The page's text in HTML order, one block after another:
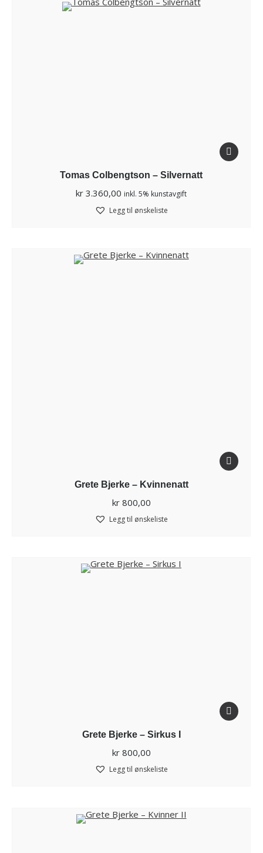
Tomas Colbengtson – Silvernatt
kr 3.360,00 inkl. 5% kunstavgift
Legg til ønskeliste
Grete Bjerke – Kvinnenatt
kr800,00
Legg til ønskeliste
Grete Bjerke – Sirkus I
kr800,00
Legg til ønskeliste